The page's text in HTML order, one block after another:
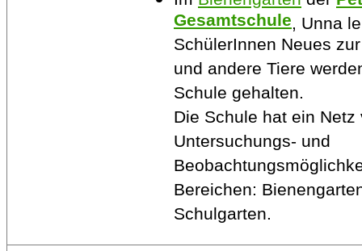
Gesamtschule, Unna
SchülerInnen Neues
und andere Tiere
Schule gehalten.
Die Schule hat ein
Untersuchungs- und
Bereichen:
Schulgarten.